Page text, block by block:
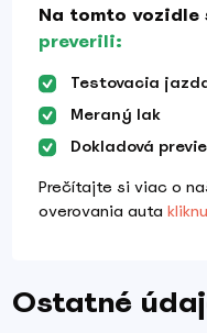
Na tomto vozidle
preverili:
Testovacia
Meraný lak
Dokladová
Prečítajte si viac o
overovania auta
Ostatné